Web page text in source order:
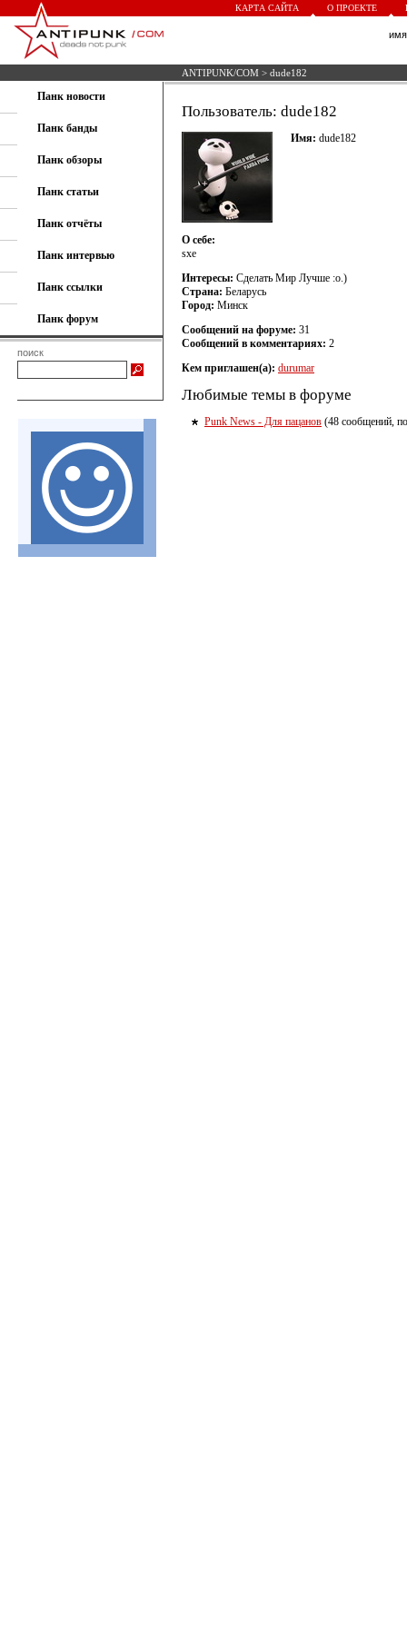
КАРТА САЙТА О ПРОЕКТЕ
ANTIPUNK/COM > dude182
Панк новости
Панк банды
Панк обзоры
Панк статьи
Панк отчёты
Панк интервью
Панк ссылки
Панк форум
поиск
Пользователь: dude182
Имя: dude182
О себе:
sxe
Интересы: Сделать Мир Лучше :о.)
Страна: Беларусь
Город: Минск
Сообщений на форуме: 31
Сообщений в комментариях: 2
Кем приглашен(а): durumar
Любимые темы в форуме
Punk News - Для пацанов (48 сообщений,